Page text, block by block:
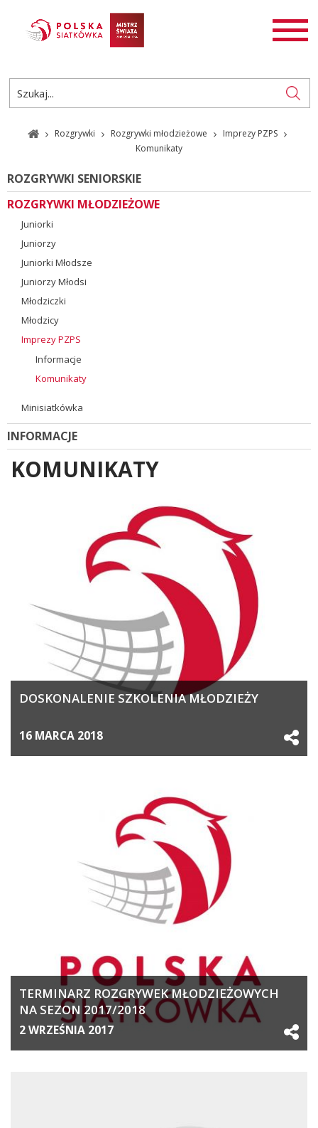
AKTUALNOŚCI
ROZGRYWKI
PL
EN
Rozgrywki Rozgrywki młodzieżowe
Imprezy PZPS
Komunikaty
ROZGRYWKI SENIORSKIE
ROZGRYWKI MŁODZIEŻOWE
Juniorki
Juniorzy
Juniorki Młodsze
Juniorzy Młodsi
Młodziczki
Młodzicy
Imprezy PZPS
Informacje
Komunikaty
Minisiatkówka
INFORMACJE
KOMUNIKATY
DOSKONALENIE SZKOLENIA MŁODZIEŻY
16 MARCA 2018
TERMINARZ ROZGRYWEK MŁODZIEŻOWYCH
NA SEZON 2017/2018
2 WRZEŚNIA 2017